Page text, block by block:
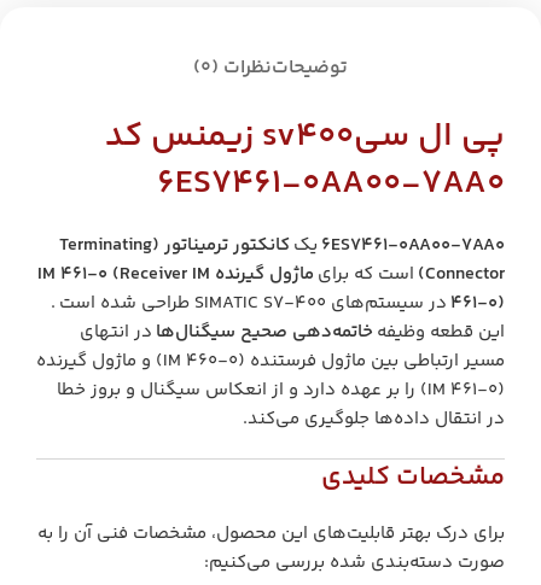
توضیحاتنظرات (0)
پی ال سیsv400 زیمنس کد
6ES7461-0AA00-7AA0
6ES7461-0AA00-7AA0 یک
کانکتور ترمیناتور (Terminating
Connector) است که برای
ماژول گیرنده IM 461-0 (Receiver IM
461-0)
در سیستم‌های SIMATIC S7-400 طراحی شده است .
این قطعه وظیفه خاتمه‌دهی صحیح سیگنال‌ها در انتهای
مسیر ارتباطی بین ماژول فرستنده (IM 460-0) و ماژول گیرنده
(IM 461-0) را بر عهده دارد و از انعکاس سیگنال و بروز خطا
در انتقال داده‌ها جلوگیری می‌کند.
مشخصات کلیدی
برای درک بهتر قابلیت‌های این محصول، مشخصات فنی آن را به
صورت دسته‌بندی شده بررسی می‌کنیم: